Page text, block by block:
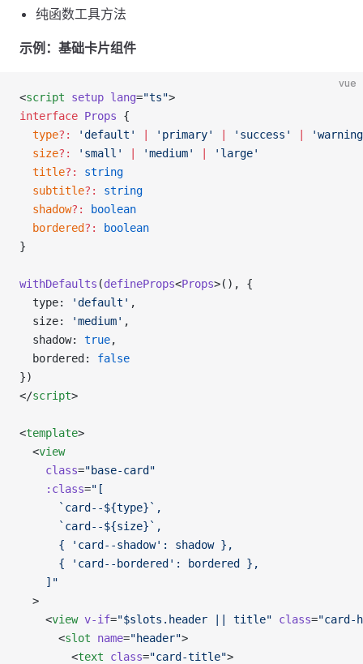
纯函数工具方法
示例：基础卡片组件
vue
<script setup lang="ts">
interface Props {
  type
?: 'default' 'primary' 'success'
  size
?: 'small' 'medium'
'large'
  title
?:
string
  subtitle
?:
string
  shadow
?:
boolean
  bordered
?:
boolean
}
withDefaults (defineProps<Props>(), {
  type:
'default' ,
  size:
'medium' ,
  shadow:
true,
  bordered:
false
})
</script>
<template>
  <
view
    class
="base-card"
    :class
="[
      `card--${type}`,
      `card--${size}`,
      { 'card--shadow': shadow },
      { 'card--bordered': bordered },
    ]"
  >
    <
view v-if="$slots.header || title" class="card-
      <
slot name="header">
        <
text class="card-title">